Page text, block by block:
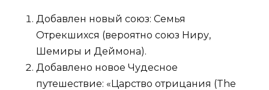
Добавлен новый союз: Семья
Отрекшихся (вероятно союз Ниру,
Шемиры и Деймона).
Добавлено новое Чудесное
путешествие: «Царство отрицания (The